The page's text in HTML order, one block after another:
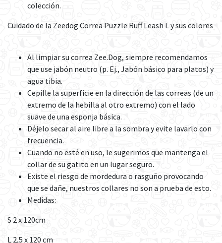
colección.
Cuidado de la Zeedog Correa Puzzle Ruff Leash L y sus colores
Al limpiar su correa Zee.Dog, siempre recomendamos
que use jabón neutro (p. Ej., Jabón básico para platos) y
agua tibia.
Cepille la superficie en la dirección de las correas (de un
extremo de la hebilla al otro extremo) con el lado
suave de una esponja básica.
Déjelo secar al aire libre a la sombra y evite lavarlo con
frecuencia.
Cuando no esté en uso, le sugerimos que mantenga el
collar de su gatito en un lugar seguro.
Existe el riesgo de mordedura o rasguño provocando
que se dañe, nuestros collares no son a prueba de esto.
Medidas:
S 2 x 120cm
L 2,5 x 120 cm